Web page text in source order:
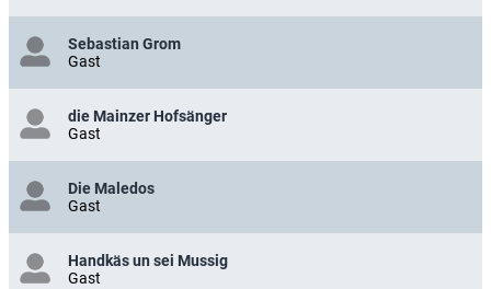
Sebastian Grom
Gast
die Mainzer Hofsänger
Gast
Die Maledos
Gast
Handkäs un sei Mussig
Gast